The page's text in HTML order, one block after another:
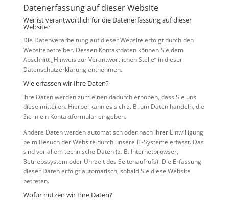
Datenerfassung auf dieser Website
Wer ist verantwortlich für die Datenerfassung auf dieser
Website?
Die Datenverarbeitung auf dieser Website erfolgt durch den
Websitebetreiber. Dessen Kontaktdaten können Sie dem
Abschnitt „Hinweis zur Verantwortlichen Stelle“ in dieser
Datenschutzerklärung entnehmen.
Wie erfassen wir Ihre Daten?
Ihre Daten werden zum einen dadurch erhoben, dass Sie uns
diese mitteilen. Hierbei kann es sich z. B. um Daten handeln, die
Sie in ein Kontaktformular eingeben.
Andere Daten werden automatisch oder nach Ihrer Einwilligung
beim Besuch der Website durch unsere IT-Systeme erfasst. Das
sind vor allem technische Daten (z. B. Internetbrowser,
Betriebssystem oder Uhrzeit des Seitenaufrufs). Die Erfassung
dieser Daten erfolgt automatisch, sobald Sie diese Website
betreten.
Wofür nutzen wir Ihre Daten?